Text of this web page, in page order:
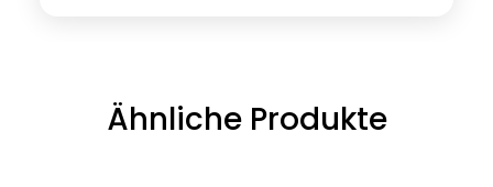
Ähnliche Produkte